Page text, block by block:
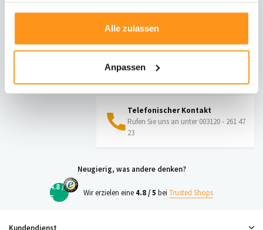
gesammelt haben.
Alle zulassen
Anpassen
Direkt chatten
vragen@flycarpets.nl
Telefonischer Kontakt
Rufen Sie uns an unter 003120 - 261 47
23
Neugierig, was andere denken?
4.8 /
5
Wir erzielen eine 4.8 / 5 bei Trusted Shops
Kundendienst